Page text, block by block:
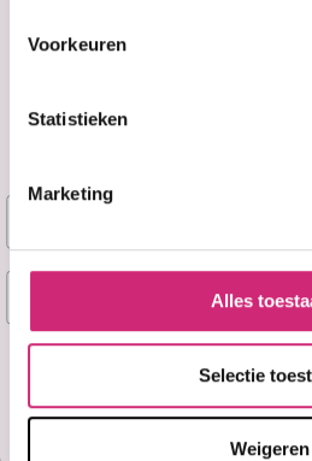
Voorkeuren
Statistieken
Marketing
Alles
Selectie
Weigeren
Eco Styler
Naam
E-mail
Ja, stuur mij mijn
Misschien later